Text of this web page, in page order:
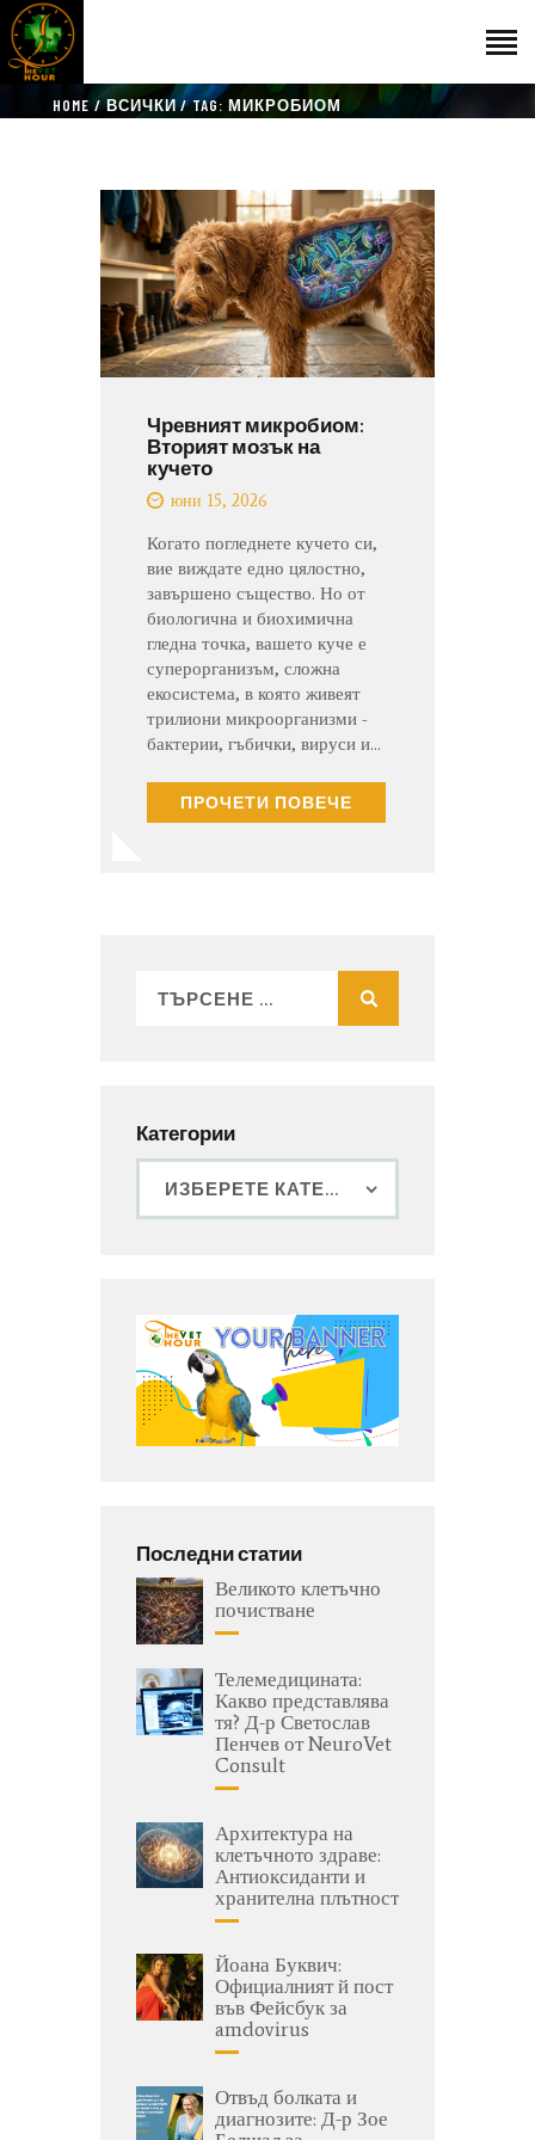
HOME ВСИЧКИ TAG: МИКРОБИОМ
ЕКИП
КАТАЛОГ
THE VET HOUR
БЛОГ
КОНТАКТ
Чревният микробиом:
Вторият мозък на
кучето
юни 15, 2026
Когато погледнете кучето си,
вие виждате едно цялостно,
завършено същество. Но от
биологична и биохимична
гледна точка, вашето куче е
суперорганизъм, сложна
екосистема, в която живеят
трилиони микроорганизми -
бактерии, гъбички, вируси и…
ПРОЧЕТИ ПОВЕЧЕ
Категории
Последни статии
Великото клетъчно
почистване
Телемедицината:
Какво представлява
тя? Д-р Светослав
Пенчев от NeuroVet
Consult
Архитектура на
клетъчното здраве:
Антиоксиданти и
хранителна плътност
Йоана Буквич:
Официалният й пост
във Фейсбук за
amdovirus
Отвъд болката и
диагнозите: Д-р Зое